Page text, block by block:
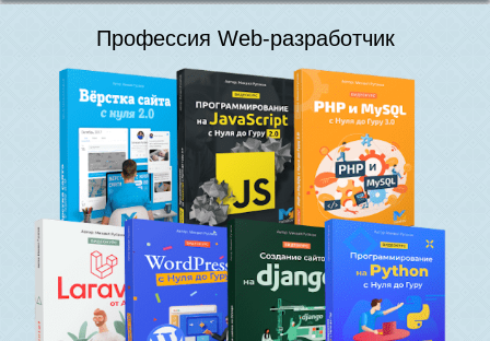
Профессия Web-разработчик